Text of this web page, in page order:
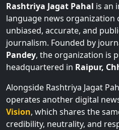
Rashtriya Jagat Pahal is an
language news
unbiased, accurate, and
journalism. Founded by
Pandey, the organization is
headquartered in Raipur,
Alongside Rashtriya Jagat
operates another digital
Vision, which shares the
credibility, neutrality, and